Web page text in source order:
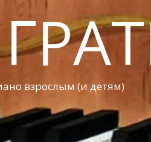
взрослым (и детям)